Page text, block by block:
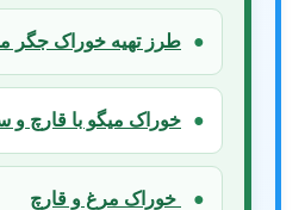
● طرز تهیه خوراک جگر
● خوراک میگو با قارچ و
● خوراک مرغ و قارچ